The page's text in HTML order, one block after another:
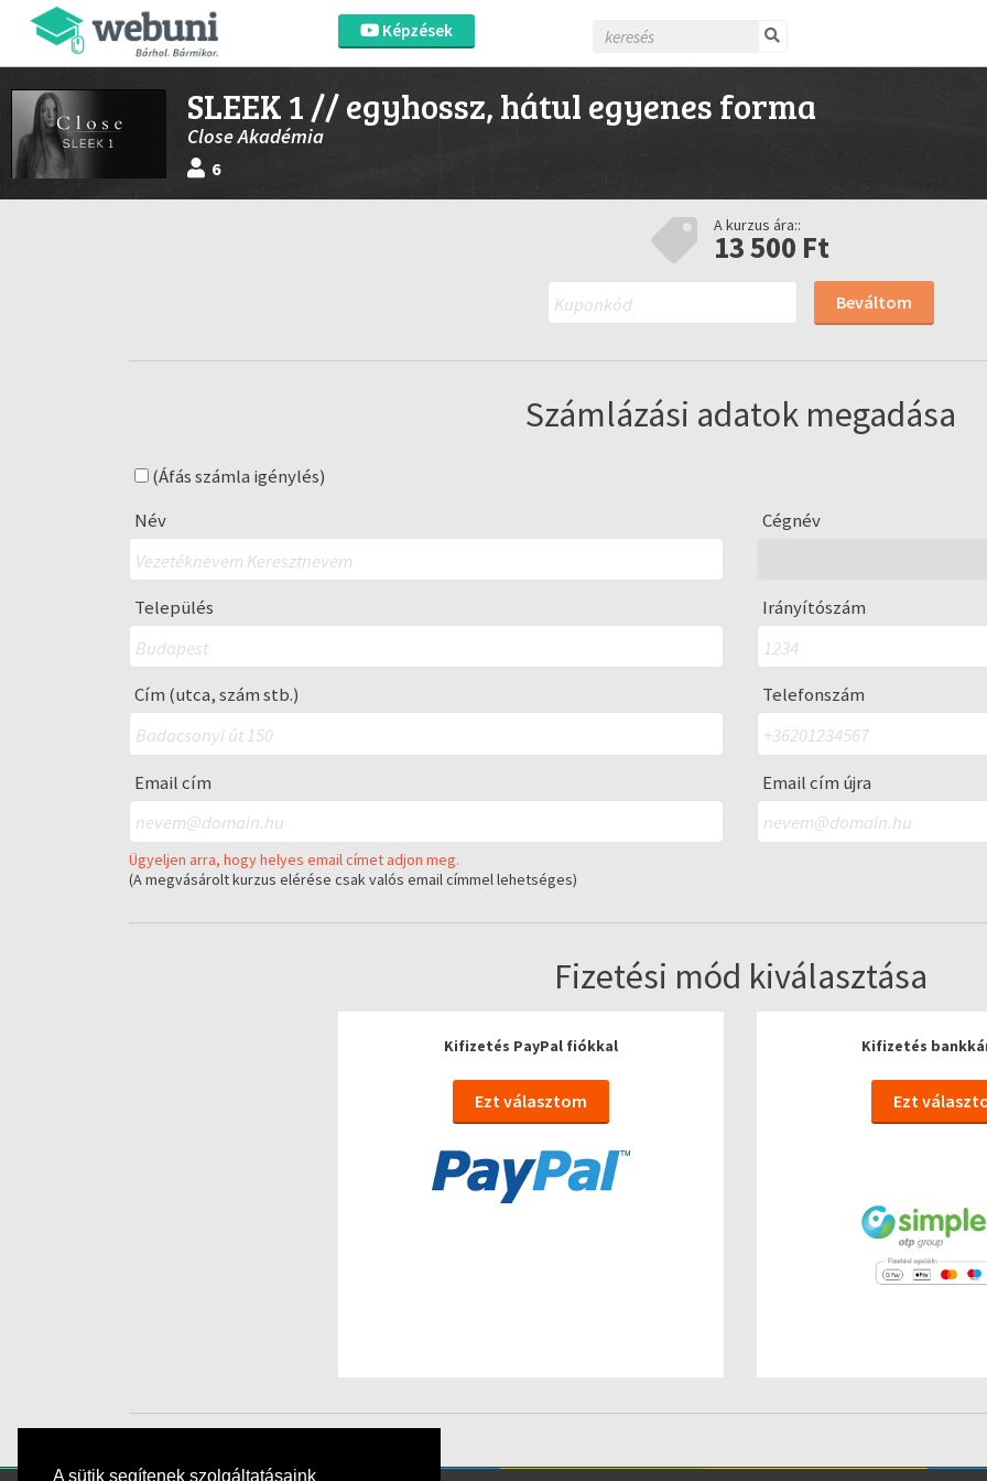
A sütik segítenek szolgáltatásaink
Képzések
SLEEK 1 // egyhossz, hátul egyenes forma
Close Akadémia
6
A kurzus ára::
13 500 Ft
Beváltom
Számlázási adatok megadása
(Áfás számla igénylés)
Név
Cégnév
Település Irányítószám
Cím (utca, szám stb.) Telefonszám
Email cím Email cím újra
Ügyeljen arra, hogy helyes email címet adjon meg.
(A megvásárolt kurzus elérése csak valós email címmel lehetséges)
Fizetési mód kiválasztása
Kifizetés PayPal fiókkal
Ezt választom
Kifizetés
Ezt